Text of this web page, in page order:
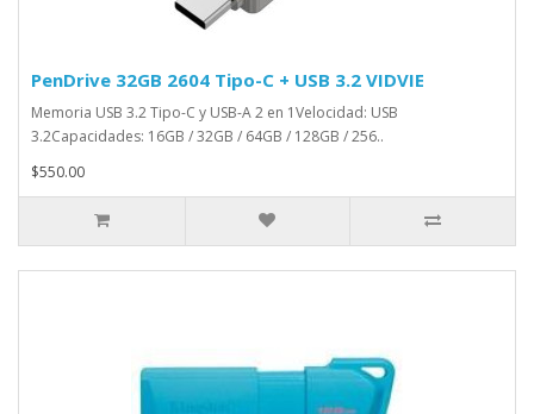
PenDrive 32GB 2604 Tipo-C + USB 3.2 VIDVIE
Memoria USB 3.2 Tipo-C y USB-A 2 en 1Velocidad: USB
3.2Capacidades: 16GB / 32GB / 64GB / 128GB / 256..
$550.00